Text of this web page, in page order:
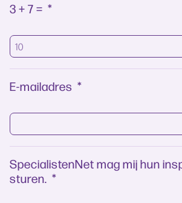
3 + 7 = *
E-mailadres *
SpecialistenNet mag mij hun
sturen. *